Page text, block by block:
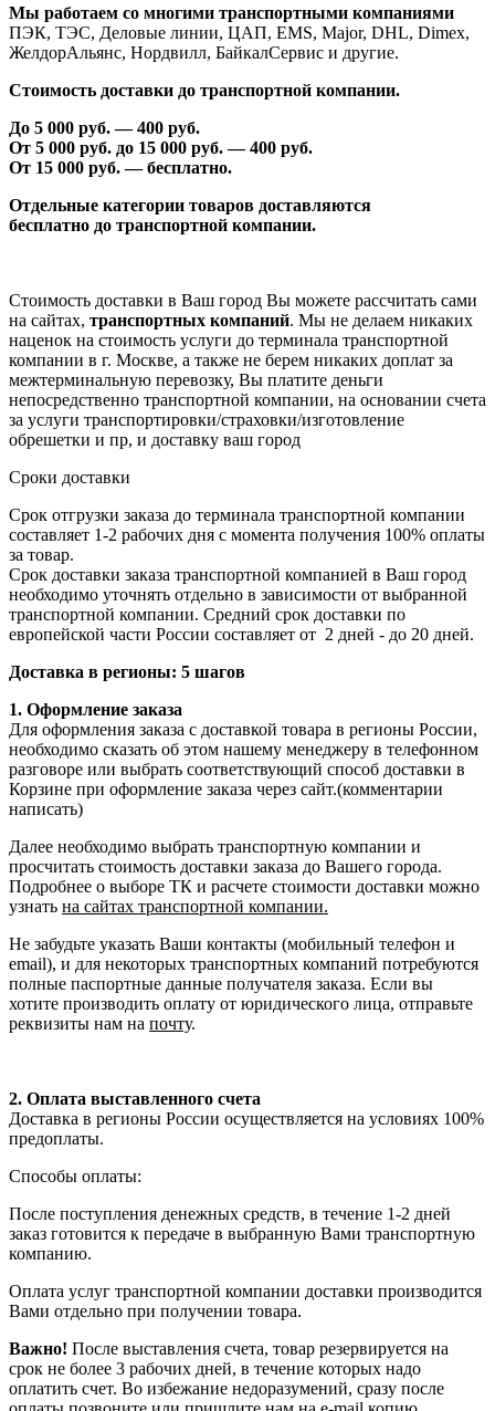
Мы работаем со многими транспортными компаниями
ПЭК, ТЭС, Деловые линии, ЦАП, EMS, Major, DHL, Dimex,
ЖелдорАльянс, Нордвилл, БайкалСервис и другие.
Стоимость доставки до транспортной компании.
До 5 000 руб. —400 руб.
От 5 000 руб. до 15 000 руб. —400 руб.
От 15 000 руб. — бесплатно.
Отдельные категории товаров доставляются
бесплатно до транспортной компании.
Стоимость доставки в Ваш город Вы можете рассчитать сами
на сайтах, транспортных компаний. Мы не делаем никаких
наценок на стоимость услуги до терминала транспортной
компании в г. Москве, а также не берем никаких доплат за
межтерминальную перевозку, Вы платите деньги
непосредственно транспортной компании, на основании счета
за услуги транспортировки/страховки/изготовление
обрешетки и пр, и доставку ваш город
Сроки доставки
Срок отгрузки заказа до терминала транспортной компании
составляет 1-2 рабочих дня с момента получения 100% оплаты
за товар.
Срок доставки заказа транспортной компанией в Ваш город
необходимо уточнять отдельно в зависимости от выбранной
транспортной компании. Средний срок доставки по
европейской части России составляет от 2 дней - до 20 дней.
Доставка в регионы: 5 шагов
1. Оформление заказа
Для оформления заказа с доставкой товара в регионы России,
необходимо сказать об этом нашему менеджеру в телефонном
разговоре или выбрать соответствующий способ доставки в
Корзине при оформление заказа через сайт.(комментарии
написать)
Далее необходимо выбрать транспортную компании и
просчитать стоимость доставки заказа до Вашего города.
Подробнее о выборе ТК и расчете стоимости доставки можно
узнать на сайтах транспортной компании.
Не забудьте указать Ваши контакты (мобильный телефон и
email), и для некоторых транспортных компаний потребуются
полные паспортные данные получателя заказа. Если вы
хотите производить оплату от юридического лица, отправьте
реквизиты нам на почту.
2. Оплата выставленного счета
Доставка в регионы России осуществляется на условиях 100%
предоплаты.
Способы оплаты:
После поступления денежных средств, в течение 1-2 дней
заказ готовится к передаче в выбранную Вами транспортную
компанию.
Оплата услуг транспортной компании доставки производится
Вами отдельно при получении товара.
Важно! После выставления счета, товар резервируется на
срок не более 3 рабочих дней, в течение которых надо
оплатить счет. Во избежание недоразумений, сразу после